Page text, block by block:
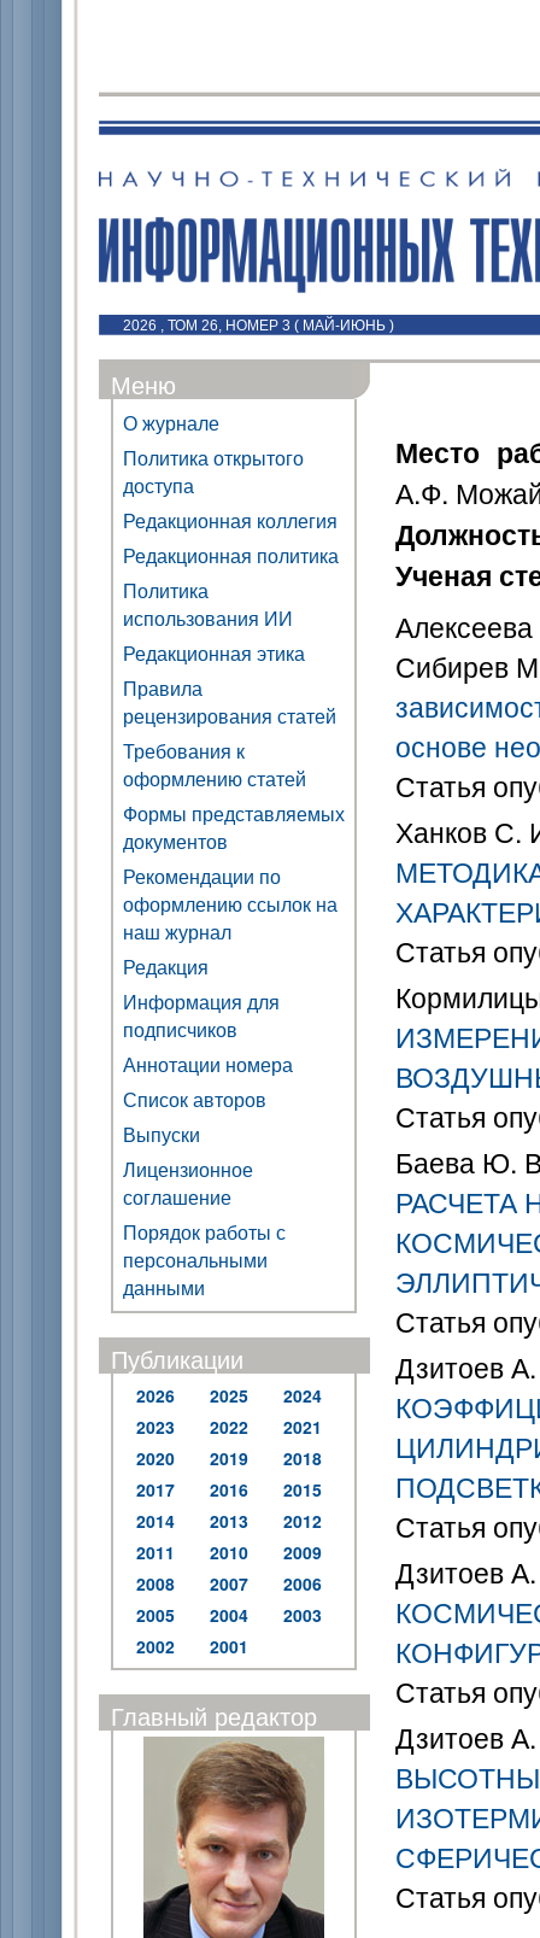
2026 , ТОМ 26, НОМЕР 3 ( МАЙ-ИЮНЬ )
Меню
О журнале
Политика открытого
доступа
Редакционная коллегия
Редакционная политика
Политика
использования ИИ
Редакционная этика
Правила
рецензирования статей
Требования к
оформлению статей
Формы представляемых
документов
Рекомендации по
оформлению ссылок на
наш журнал
Редакция
Информация для
подписчиков
Аннотации номера
Список авторов
Выпуски
Лицензионное
соглашение
Порядок работы с
персональными
данными
Публикации
2026 2025
2024
2023
2022
2021
2020
2019
2018
2017
2016
2015
2014
2013
2012
2011
2010
2009
2008
2007
2006
2005
2004
2003
2002
2001
Главный редактор
Место
А.Ф.
Ученая
Сибирев
основе
Статья
Ханков С.
Статья
Статья
Баева Ю.
РАСЧЕТА
Статья
Дзитоев
Статья
Дзитоев
Статья
Дзитоев
Статья